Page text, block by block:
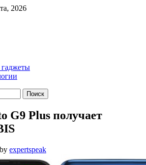
2026
G9 Plus получает
by expertspeak